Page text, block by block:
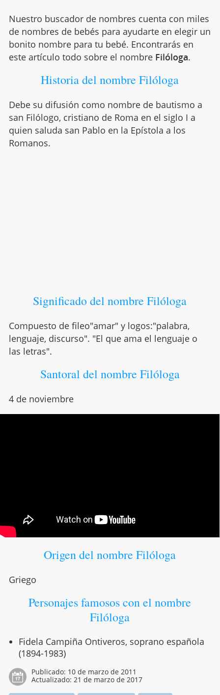
Nuestro buscador de nombres cuenta con miles
de nombres de bebés para ayudarte en elegir un
bonito nombre para tu bebé. Encontrarás en
este artículo todo sobre el nombre Filóloga.
Historia del nombre Filóloga
Debe su difusión como nombre de bautismo a
san Filólogo, cristiano de Roma en el siglo I a
quien saluda san Pablo en la Epístola a los
Romanos.
Significado del nombre Filóloga
Compuesto de fileo"amar" y logos:"palabra,
lenguaje, discurso". "El que ama el lenguaje o
las letras".
Santoral del nombre Filóloga
4 de noviembre
Origen del nombre Filóloga
Griego
Personajes famosos con el nombre
Filóloga
Fidela Campiña Ontiveros, soprano española
(1894-1983)
Publicado: 10 de marzo de 2011
Actualizado: 21 de marzo de 2017